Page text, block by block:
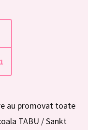
au promovat toate
TABU / Sankt